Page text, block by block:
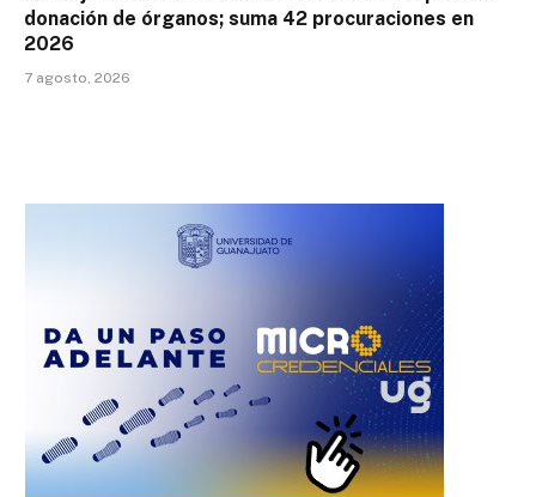
donación de órganos; suma 42 procuraciones en
2026
7 agosto, 2026